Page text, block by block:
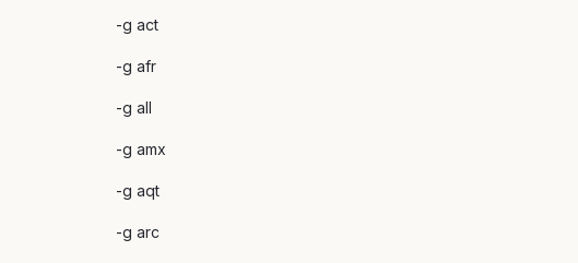
-g act
-g afr
-g all
-g amx
-g aqt
-g arc